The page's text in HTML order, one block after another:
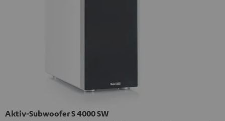
Aktiv-Subwoofer S 4000 SW